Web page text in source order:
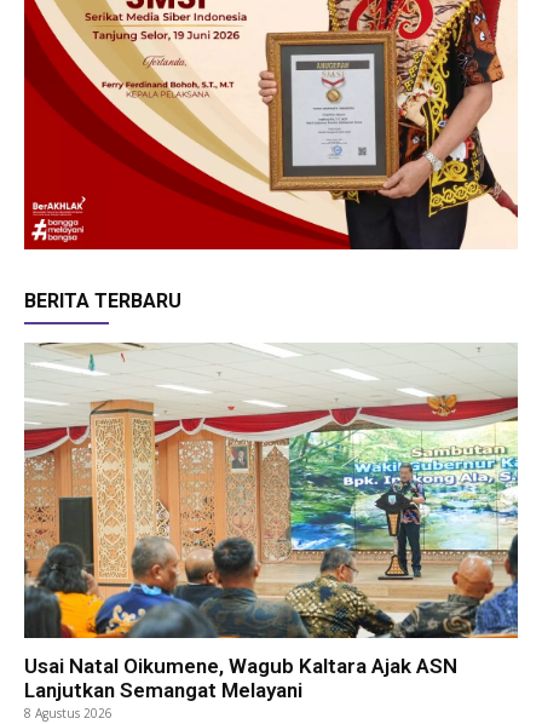
BERITA TERBARU
Usai Natal Oikumene, Wagub Kaltara Ajak ASN
Lanjutkan Semangat Melayani
8 Agustus 2026